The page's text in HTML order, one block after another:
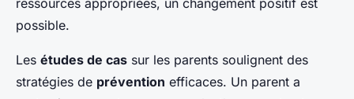
ressources appropriées, un changement positif est
possible.
Les études de cas sur les parents soulignent des
stratégies de prévention efficaces. Un parent a